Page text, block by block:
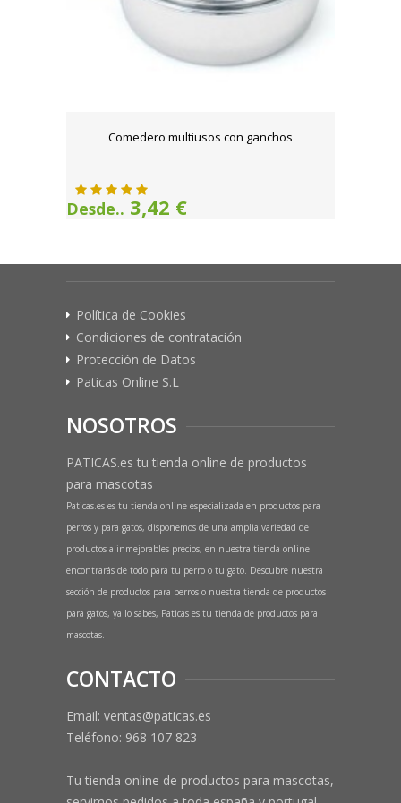
Comedero multiusos con ganchos
Desde.. 3,42 €
Política de Cookies
Condiciones de contratación
Protección de Datos
Paticas Online S.L
NOSOTROS
PATICAS.es tu tienda online de productos
para mascotas
Paticas.es es tu tienda online especializada en productos para
perros y para gatos, disponemos de una amplia variedad de
productos a inmejorables precios, en nuestra tienda online
encontrarás de todo para tu perro o tu gato. Descubre nuestra
sección de productos para perros o nuestra tienda de productos
para gatos, ya lo sabes, Paticas es tu tienda de productos para
mascotas.
CONTACTO
Email: ventas@paticas.es
Teléfono: 968 107 823
Tu tienda online de productos para mascotas,